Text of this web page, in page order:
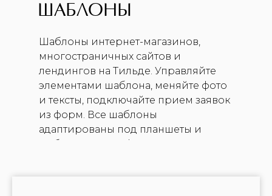
ШАБЛОНЫ
Шаблоны интернет-магазинов,
многостраничных сайтов и
лендингов на Тильде. Управляйте
элементами шаблона, меняйте фото
и тексты, подключайте прием заявок
из форм. Все шаблоны
адаптированы под планшеты и
мобильные телефоны.